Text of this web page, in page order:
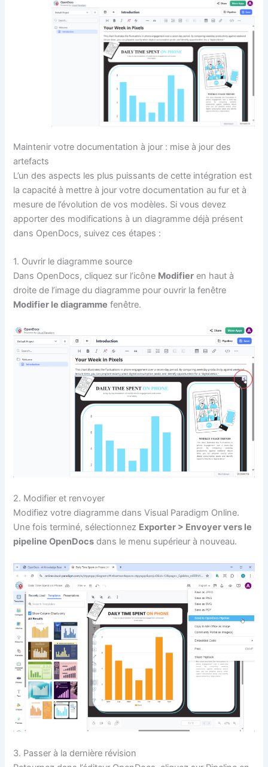
Maintenir votre documentation à jour : mise à jour des
artefacts
L’un des aspects les plus puissants de cette intégration est
la capacité à mettre à jour votre documentation au fur et à
mesure de l’évolution de vos modèles. Si vous devez
apporter des modifications à un diagramme déjà présent
dans OpenDocs, suivez ces étapes :
1. Ouvrir le diagramme source
Dans OpenDocs, cliquez sur l’icône Modifier en haut à
droite de l’image du diagramme pour ouvrir la fenêtre
Modifier le diagramme fenêtre.
2. Modifier et renvoyer
Modifiez votre diagramme dans Visual Paradigm Online.
Une fois terminé, sélectionnez Exporter > Envoyer vers le
pipeline OpenDocs dans le menu supérieur à nouveau.
3. Passer à la dernière révision